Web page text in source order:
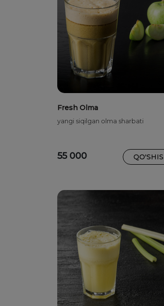
Fresh Olma
yangi siqilgan olma sharbati
55 000